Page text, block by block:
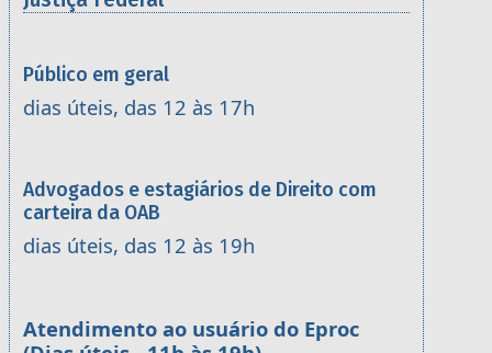
Público em geral
dias úteis, das 12 às 17h
Advogados e estagiários de Direito com
carteira da OAB
dias úteis, das 12 às 19h
Atendimento ao usuário do Eproc